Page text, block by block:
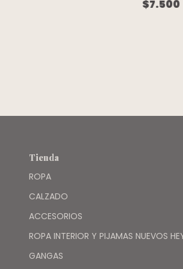
$7.500
Tienda
ROPA
CALZADO
ACCESORIOS
ROPA INTERIOR Y PIJAMAS NUEVOS
GANGAS